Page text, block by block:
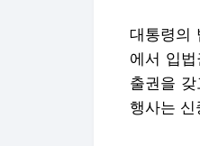
대통령의
에서 입
출권을
행사는